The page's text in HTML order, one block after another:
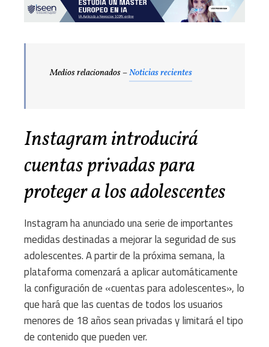
Medios relacionados –Noticias recientes
Instagram introducirá
cuentas privadas para
proteger a los adolescentes
Instagram ha anunciado una serie de importantes
medidas destinadas a mejorar la seguridad de sus
adolescentes. A partir de la próxima semana, la
plataforma comenzará a aplicar automáticamente
la configuración de «cuentas para adolescentes», lo
que hará que las cuentas de todos los usuarios
menores de 18 años sean privadas y limitará el tipo
de contenido que pueden ver.